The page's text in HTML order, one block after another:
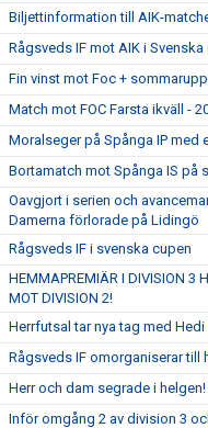
Biljettinformation till AIK-
Rågsveds IF mot AIK i
Fin vinst mot Foc +
Match mot FOC Farsta ikväll -
Moralseger på Spånga IP med
Bortamatch mot Spånga IS på
Oavgjort i serien och
Damerna förlorade på Lidingö
Rågsveds IF i svenska cupen
HEMMAPREMIÄR I DIVISION 3
MOT DIVISION 2!
Herrfutsal tar nya tag med
Rågsveds IF omorganiserar till
Herr och dam segrade i helgen!
Inför omgång 2 av division 3